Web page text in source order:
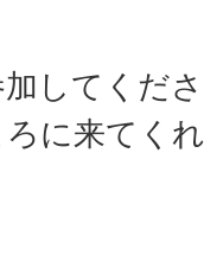
してくだ
に来てく